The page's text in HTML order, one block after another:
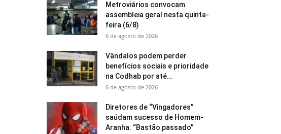
Metroviários convocam
assembleia geral nesta quinta-
feira (6/8)
6 de agosto de 2026
Vândalos podem perder
benefícios sociais e prioridade
na Codhab por até...
6 de agosto de 2026
Diretores de “Vingadores”
saúdam sucesso de Homem-
Aranha: “Bastão passado”